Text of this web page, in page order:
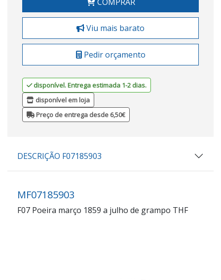
Viu mais barato
Pedir orçamento
disponível. Entrega estimada 1-2 dias.
disponível em loja
Preço de entrega desde 6,50€
DESCRIÇÃO F07185903
MF07185903
F07 Poeira março 1859 a julho de grampo THF